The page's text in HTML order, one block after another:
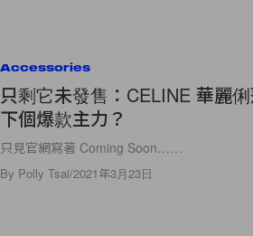
Accessories
只剩它未發售：CELINE 華麗
下個爆款主力？
只見官網寫著 Coming Soon……
By Polly Tsai/2021年3月23日